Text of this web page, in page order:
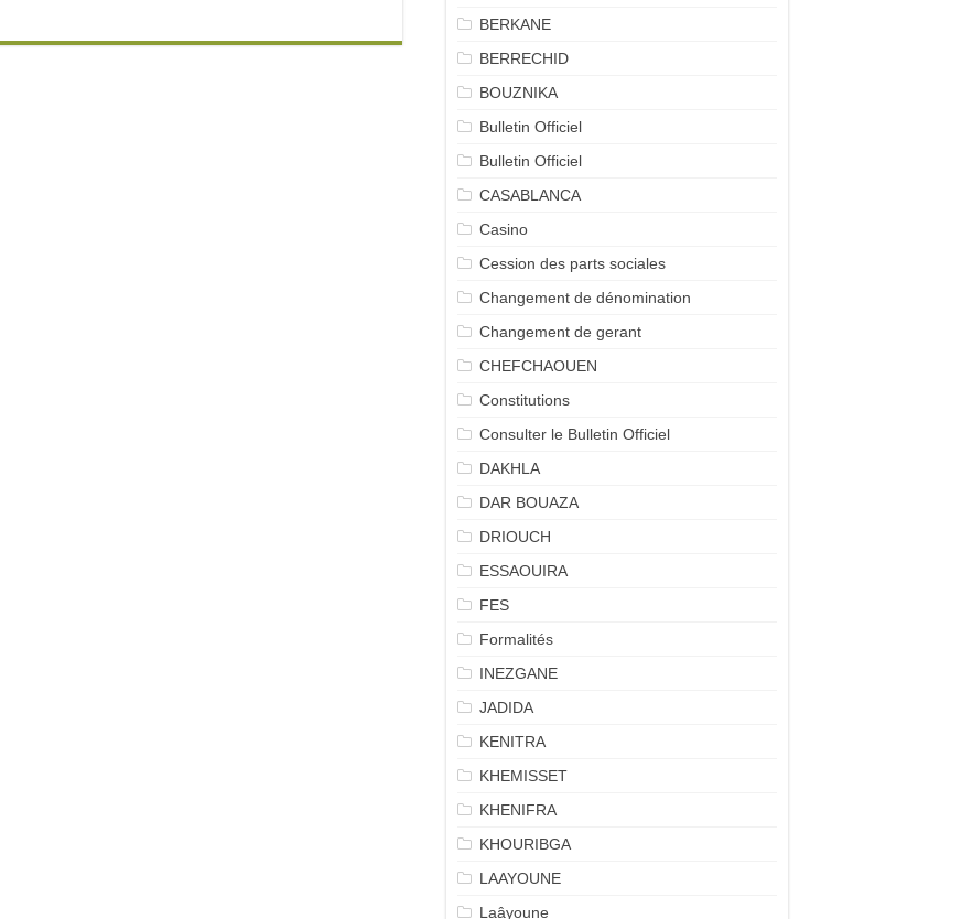
BERKANE
BERRECHID
BOUZNIKA
Bulletin Officiel
Bulletin Officiel
CASABLANCA
Casino
Cession des parts sociales
Changement de dénomination
Changement de gerant
CHEFCHAOUEN
Constitutions
Consulter le Bulletin Officiel
DAKHLA
DAR BOUAZA
DRIOUCH
ESSAOUIRA
FES
Formalités
INEZGANE
JADIDA
KENITRA
KHEMISSET
KHENIFRA
KHOURIBGA
LAAYOUNE
Laâyoune